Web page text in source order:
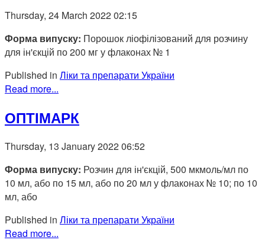
Thursday, 24 March 2022 02:15
Форма випуску: Порошок ліофілізований для розчину
для ін'єкцій по 200 мг у флаконах № 1
Published in Ліки та препарати України
Read more...
ОПТІМАРК
Thursday, 13 January 2022 06:52
Форма випуску: Розчин для ін'єкцій, 500 мкмоль/мл по
10 мл, або по 15 мл, або по 20 мл у флаконах № 10; по 10
мл, або
Published in Ліки та препарати України
Read more...